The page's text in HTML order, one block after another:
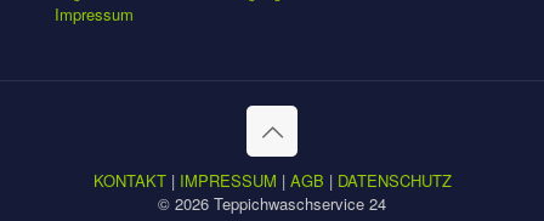
Impressum
KONTAKT| IMPRESSUM | AGB | DATENSCHUTZ
© 2026 Teppichwaschservice 24